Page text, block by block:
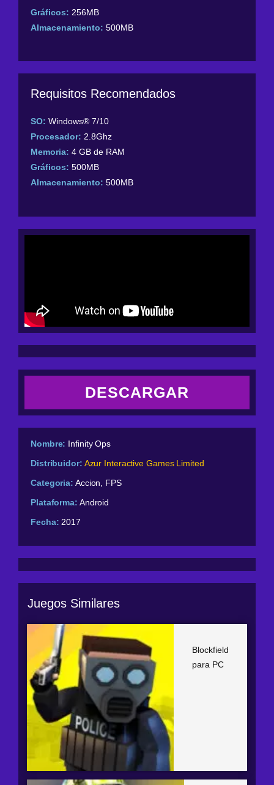
Gráficos: 256MB
Almacenamiento: 500MB
Requisitos Recomendados
SO: Windows® 7/10
Procesador: 2.8Ghz
Memoria: 4 GB de RAM
Gráficos: 500MB
Almacenamiento: 500MB
DESCARGAR
Nombre: Infinity Ops
Distribuidor: Azur Interactive Games Limited
Categoria: Accion, FPS
Plataforma: Android
Fecha: 2017
Juegos Similares
Blockfield
para PC